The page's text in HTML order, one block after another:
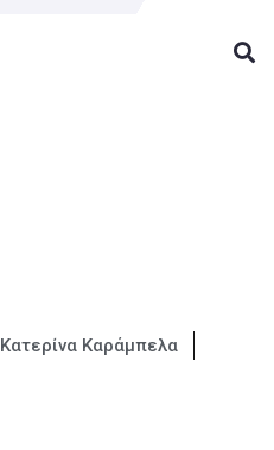
Κατερίνα Καράμπελα